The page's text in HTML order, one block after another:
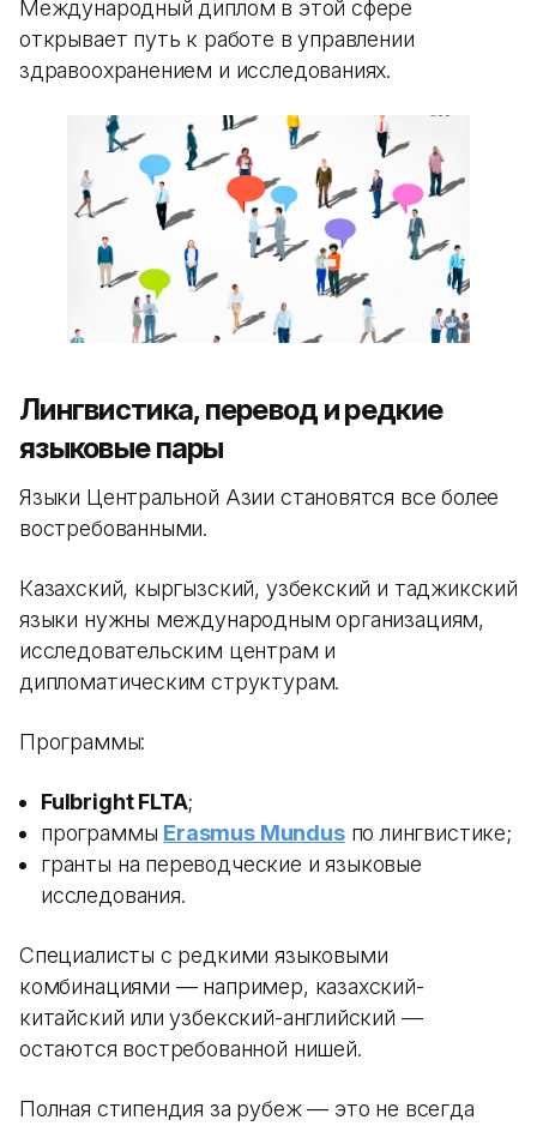
Международный диплом в этой сфере
открывает путь к работе в управлении
здравоохранением и исследованиях.
Лингвистика, перевод и редкие
языковые пары
Языки Центральной Азии становятся все более
востребованными.
Казахский, кыргызский, узбекский и таджикский
языки нужны международным организациям,
исследовательским центрам и
дипломатическим структурам.
Программы:
Fulbright FLTA;
программы Erasmus Mundusпо лингвистике;
гранты на переводческие и языковые
исследования.
Специалисты с редкими языковыми
комбинациями — например, казахский-
китайский или узбекский-английский —
остаются востребованной нишей.
Полная стипендия за рубеж — это не всегда